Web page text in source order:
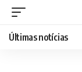
Últimas notícias